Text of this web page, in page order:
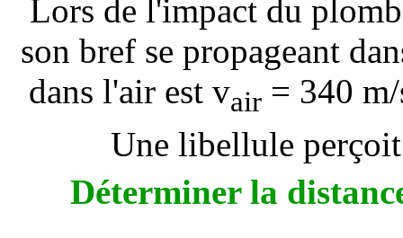
Lors de l'impact du
son bref se propageant
dans l'air est vair= 340 m/
Une libellule
Déterminer la